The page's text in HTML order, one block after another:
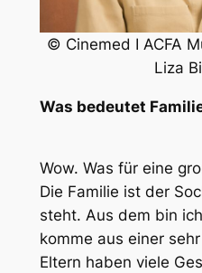
© Cinemed I ACFA
Liza
Was bedeutet
Wow. Was für eine
Die Familie ist der
steht. Aus dem bin
komme aus einer
Eltern haben viele